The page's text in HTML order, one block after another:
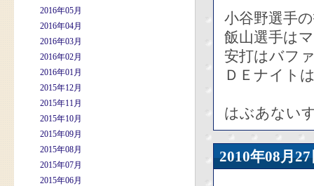
2016年05月
2016年04月
2016年03月
2016年02月
2016年01月
2015年12月
2015年11月
2015年10月
2015年09月
2015年08月
2015年07月
2015年06月
小谷野選手
飯山選手は
安打はバフ
ＤＥナイト
はぶあない
2010年08